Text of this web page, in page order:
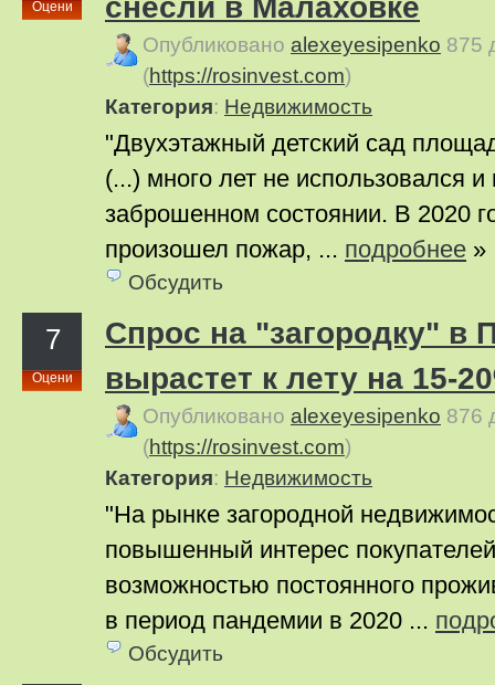
Оцени
снесли в Малаховке
Опубликовано alexeyesipenko 875
(https://rosinvest.com)
Категория: Недвижимость
"Двухэтажный детский сад
(...) много лет не использовался
заброшенном состоянии. В 2020
произошел пожар, ... подробнее »
Обсудить
7
Оцени
Спрос на "загородку" в
вырастет к лету на 15-
Опубликовано alexeyesipenko 876
(https://rosinvest.com)
Категория: Недвижимость
"На рынке загородной
повышенный интерес
возможностью постоянного
в период пандемии в 2020 ...
Обсудить